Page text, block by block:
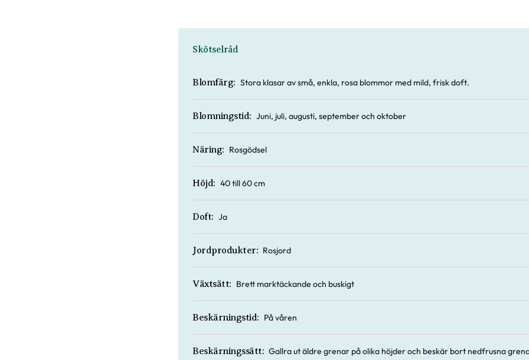
Skötselråd
Blomfärg: Stora klasar av små, enkla, rosa blommor med mild, frisk doft.
Blomningstid: Juni, juli, augusti, september och oktober
Näring: Rosgödsel
Höjd: 40 till 60 cm
Doft: Ja
Jordprodukter: Rosjord
Växtsätt: Brett marktäckande och buskigt
Beskärningstid: På våren
Beskärningssätt: Gallra ut äldre grenar på olika höjder och beskär bort nedfrusna